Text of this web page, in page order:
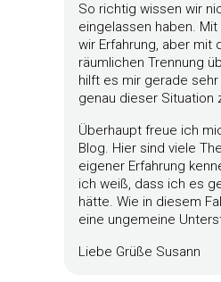
So richtig wissen wir
eingelassen haben.
wir Erfahrung, aber mit
räumlichen Trennung
hilft es mir gerade
genau dieser Situation
Überhaupt freue ich
Blog. Hier sind viele
eigener Erfahrung
ich weiß, dass ich es
hätte. Wie in diesem
eine ungemeine
Liebe Grüße Susann